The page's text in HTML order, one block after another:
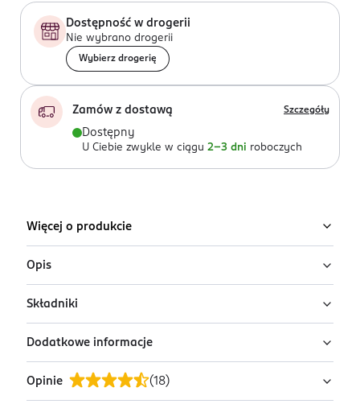
Dostępność w drogerii
Nie wybrano drogerii
Wybierz drogerię
Zamów z dostawą Szczegóły
Dostępny
U Ciebie zwykle w ciągu 2-3 dni roboczych
Więcej o produkcie
Opis
2 strefy suchości - szybko wchłaniają wilgoć i
utrzymują ją z dala od skóry dziecka.
Składniki
Balsam: Petrolatum, Stearyl Alcohol, Paraffinum
Liquidum, Aloe Barbadensis Leaf Extract.
Dodatkowe informacje
PRZYGOTOWANIE I STOSOWANIE
Opinie (18)